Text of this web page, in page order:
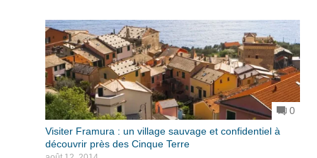
0
Visiter Framura : un village sauvage et confidentiel à
découvrir près des Cinque Terre